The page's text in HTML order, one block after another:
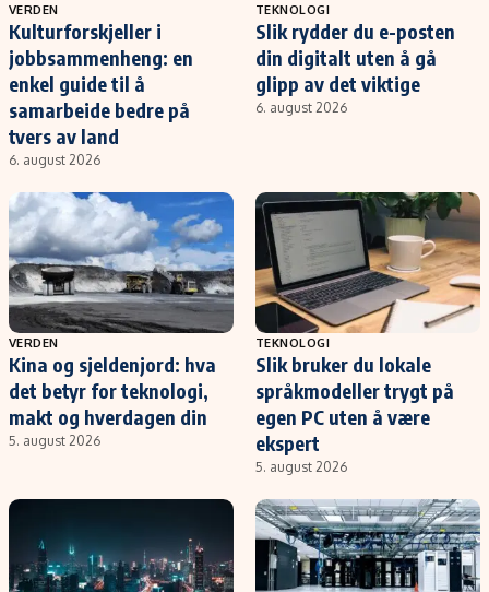
VERDEN
Kulturforskjeller i
jobbsammenheng: en
enkel guide til å
samarbeide bedre på
tvers av land
6. august 2026
TEKNOLOGI
Slik rydder du e-posten
din digitalt uten å gå
glipp av det viktige
6. august 2026
VERDEN
Kina og sjeldenjord: hva
det betyr for teknologi,
makt og hverdagen din
5. august 2026
TEKNOLOGI
Slik bruker du lokale
språkmodeller trygt på
egen PC uten å være
ekspert
5. august 2026